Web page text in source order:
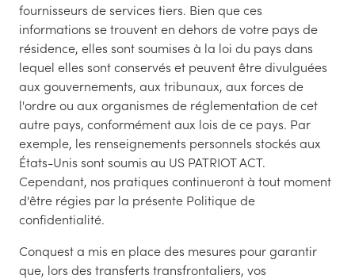
fournisseurs de services tiers. Bien que ces
informations se trouvent en dehors de votre pays de
résidence, elles sont soumises à la loi du pays dans
lequel elles sont conservés et peuvent être divulguées
aux gouvernements, aux tribunaux, aux forces de
l'ordre ou aux organismes de réglementation de cet
autre pays, conformément aux lois de ce pays. Par
exemple, les renseignements personnels stockés aux
États-Unis sont soumis au US PATRIOT ACT.
Cependant, nos pratiques continueront à tout moment
d'être régies par la présente Politique de
confidentialité.
Conquest a mis en place des mesures pour garantir
que, lors des transferts transfrontaliers, vos